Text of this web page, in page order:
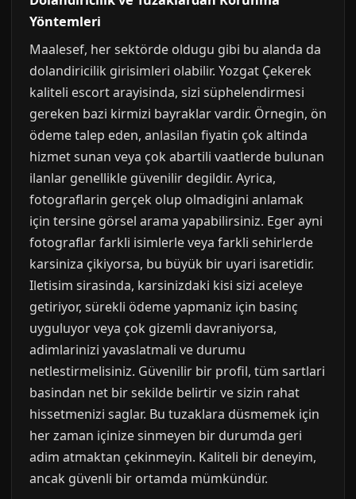
Yöntemleri
Maalesef, her sektörde oldugu gibi bu alanda da
dolandiricilik girisimleri olabilir. Yozgat Çekerek
kaliteli escort arayisinda, sizi süphelendirmesi
gereken bazi kirmizi bayraklar vardir. Örnegin, ön
ödeme talep eden, anlasilan fiyatin çok altinda
hizmet sunan veya çok abartili vaatlerde bulunan
ilanlar genellikle güvenilir degildir. Ayrica,
fotograflarin gerçek olup olmadigini anlamak
için tersine görsel arama yapabilirsiniz. Eger ayni
fotograflar farkli isimlerle veya farkli sehirlerde
karsiniza çikiyorsa, bu büyük bir uyari isaretidir.
Iletisim sirasinda, karsinizdaki kisi sizi aceleye
getiriyor, sürekli ödeme yapmaniz için basinç
uyguluyor veya çok gizemli davraniyorsa,
adimlarinizi yavaslatmali ve durumu
netlestirmelisiniz. Güvenilir bir profil, tüm sartlari
basindan net bir sekilde belirtir ve sizin rahat
hissetmenizi saglar. Bu tuzaklara düsmemek için
her zaman içinize sinmeyen bir durumda geri
adim atmaktan çekinmeyin. Kaliteli bir deneyim,
ancak güvenli bir ortamda mümkündür.